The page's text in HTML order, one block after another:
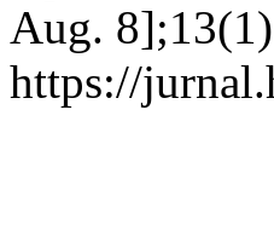
Aug.
https://